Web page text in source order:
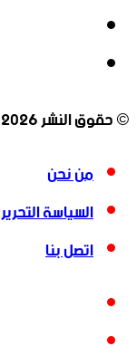
© حقوق النشر 2026، جميع الحقوق محفوظة |
من نحن
السياسة
اتصل بنا